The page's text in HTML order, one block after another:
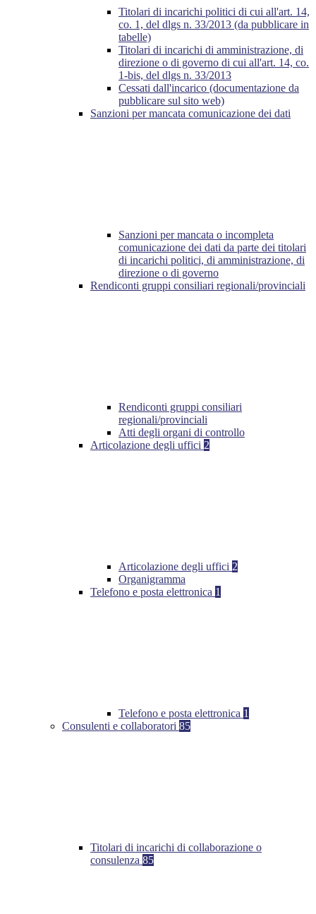
Titolari di incarichi politici di cui all'art. 14,
co. 1, del dlgs n. 33/2013 (da pubblicare in
tabelle)
Titolari di incarichi di amministrazione, di
direzione o di governo di cui all'art. 14, co.
1-bis, del dlgs n. 33/2013
Cessati dall'incarico (documentazione da
pubblicare sul sito web)
Sanzioni per mancata comunicazione dei dati
Sanzioni per mancata o incompleta
comunicazione dei dati da parte dei titolari
di incarichi politici, di amministrazione, di
direzione o di governo
Rendiconti gruppi consiliari regionali/provinciali
Rendiconti gruppi consiliari
regionali/provinciali
Atti degli organi di controllo
Articolazione degli uffici 2
Articolazione degli uffici 2
Organigramma
Telefono e posta elettronica 1
Telefono e posta elettronica 1
Consulenti e collaboratori 85
Titolari di incarichi di collaborazione o
consulenza 85